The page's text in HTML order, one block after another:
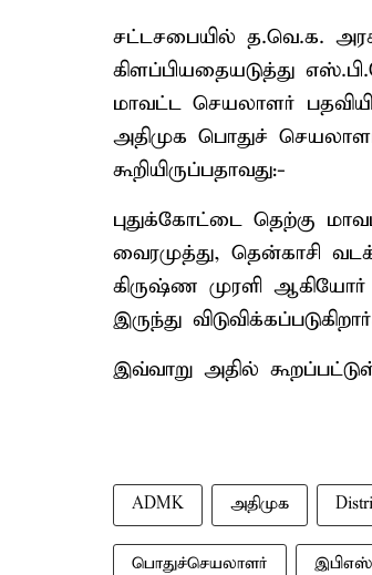
சட்டசபையில் த.வெ.க.
கிளப்பியதையடுத்து
மாவட்ட செயலாளர்
அதிமுக பொதுச்
கூறியிருப்பதாவது:-
புதுக்கோட்டை தெற்கு
வைரமுத்து, தென்காசி
கிருஷ்ண முரளி ஆகியோர்
இருந்து
இவ்வாறு அதில்
ADMK அதிமுக
பொதுச்செயலாளர் இபிஎஸ்